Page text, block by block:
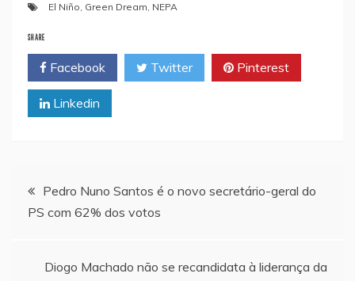
El Niño, Green Dream, NEPA
SHARE
Facebook Twitter Pinterest
Linkedin
Navegação
artigos
Pedro Nuno Santos é o novo secretário-geral do
PS com 62% dos votos
Diogo Machado não se recandidata à liderança da